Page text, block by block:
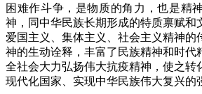
困难作斗争，是物质的角力，也是精
神，同中华民族长期形成的特质禀赋和
爱国主义、集体主义、社会主义精神的
神的生动诠释，丰富了民族精神和时代
全社会大力弘扬伟大抗疫精神，使之转
现代化国家、实现中华民族伟大复兴的